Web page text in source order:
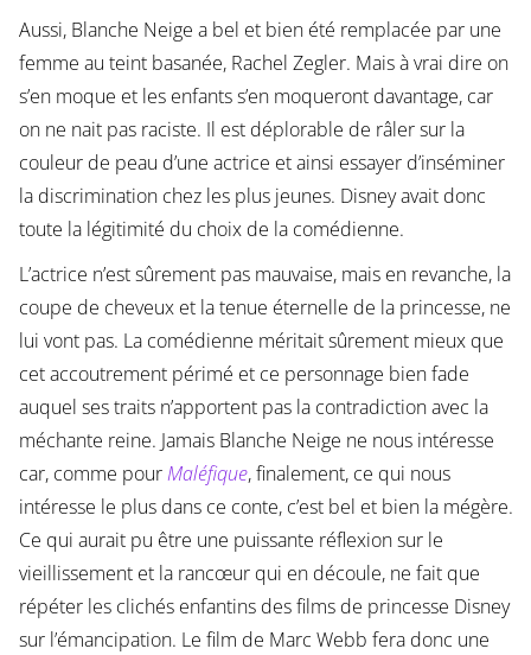
Aussi, Blanche Neige a bel et bien été remplacée par une
femme au teint basanée, Rachel Zegler. Mais à vrai dire on
s’en moque et les enfants s’en moqueront davantage, car
on ne nait pas raciste. Il est déplorable de râler sur la
couleur de peau d’une actrice et ainsi essayer d’inséminer
la discrimination chez les plus jeunes. Disney avait donc
toute la légitimité du choix de la comédienne.
L’actrice n’est sûrement pas mauvaise, mais en revanche, la
coupe de cheveux et la tenue éternelle de la princesse, ne
lui vont pas. La comédienne méritait sûrement mieux que
cet accoutrement périmé et ce personnage bien fade
auquel ses traits n’apportent pas la contradiction avec la
méchante reine. Jamais Blanche Neige ne nous intéresse
car, comme pourMaléfique, finalement, ce qui nous
intéresse le plus dans ce conte, c’est bel et bien la mégère.
Ce qui aurait pu être une puissante réflexion sur le
vieillissement et la rancœur qui en découle, ne fait que
répéter les clichés enfantins des films de princesse Disney
sur l’émancipation. Le film de Marc Webb fera donc une